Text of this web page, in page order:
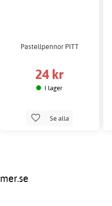
Pastellpennor PITT
24 kr
I lager
Se alla